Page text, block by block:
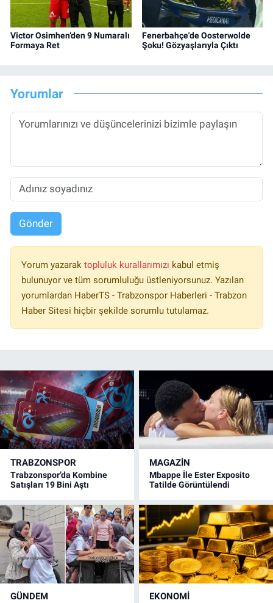
Victor Osimhen’den 9 Numaralı
Formaya Ret
Fenerbahçe'de Oosterwolde
Şoku! Gözyaşlarıyla Çıktı
Yorumlar
Gönder
Yorum yazarak topluluk kurallarımızı kabul etmiş
bulunuyor ve tüm sorumluluğu üstleniyorsunuz. Yazılan
yorumlardan HaberTS - Trabzonspor Haberleri - Trabzon
Haber Sitesi hiçbir şekilde sorumlu tutulamaz.
TRABZONSPOR
Trabzonspor’da Kombine
Satışları 19 Bini Aştı
MAGAZİN
Mbappe İle Ester Exposito
Tatilde Görüntülendi
GÜNDEM EKONOMİ